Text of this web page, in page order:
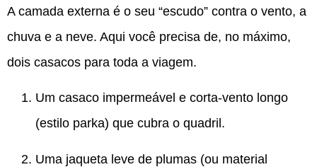
A camada externa é o seu “escudo” contra o vento, a
chuva e a neve. Aqui você precisa de, no máximo,
dois casacos para toda a viagem.
Um casaco impermeável e corta-vento longo
(estilo parka) que cubra o quadril.
Uma jaqueta leve de plumas (ou material